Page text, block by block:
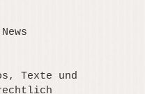
Texte und